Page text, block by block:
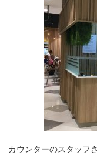
カウンターのスタッフ